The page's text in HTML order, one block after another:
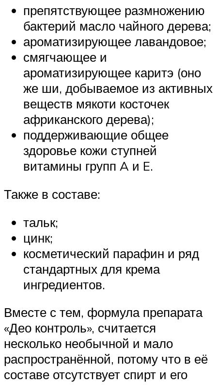
препятствующее размножению
бактерий масло чайного дерева;
ароматизирующее лавандовое;
смягчающее и
ароматизирующее каритэ (оно
же ши, добываемое из активных
веществ мякоти косточек
африканского дерева);
поддерживающие общее
здоровье кожи ступней
витамины групп A и E.
Также в составе:
тальк;
цинк;
косметический парафин и ряд
стандартных для крема
ингредиентов.
Вместе с тем, формула препарата
«Део контроль», считается
несколько необычной и мало
распространённой, потому что в её
составе отсутствует спирт и его